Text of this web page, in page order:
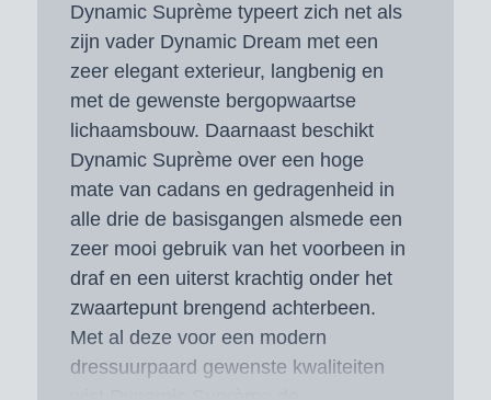
Dynamic Suprème typeert zich net als
zijn vader Dynamic Dream met een
zeer elegant exterieur, langbenig en
met de gewenste bergopwaartse
lichaamsbouw. Daarnaast beschikt
Dynamic Suprème over een hoge
mate van cadans en gedragenheid in
alle drie de basisgangen alsmede een
zeer mooi gebruik van het voorbeen in
draf en een uiterst krachtig onder het
zwaartepunt brengend achterbeen.
Met al deze voor een modern
dressuurpaard gewenste kwaliteiten